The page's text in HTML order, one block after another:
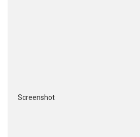
Screenshot